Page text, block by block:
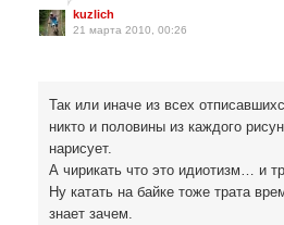
kuzlich
21 марта 2010, 00:26
Так или иначе из всех
никто и половины из каждого
нарисует.
А чирикать что это идиотизм… и
Ну катать на байке тоже трата
знает зачем.